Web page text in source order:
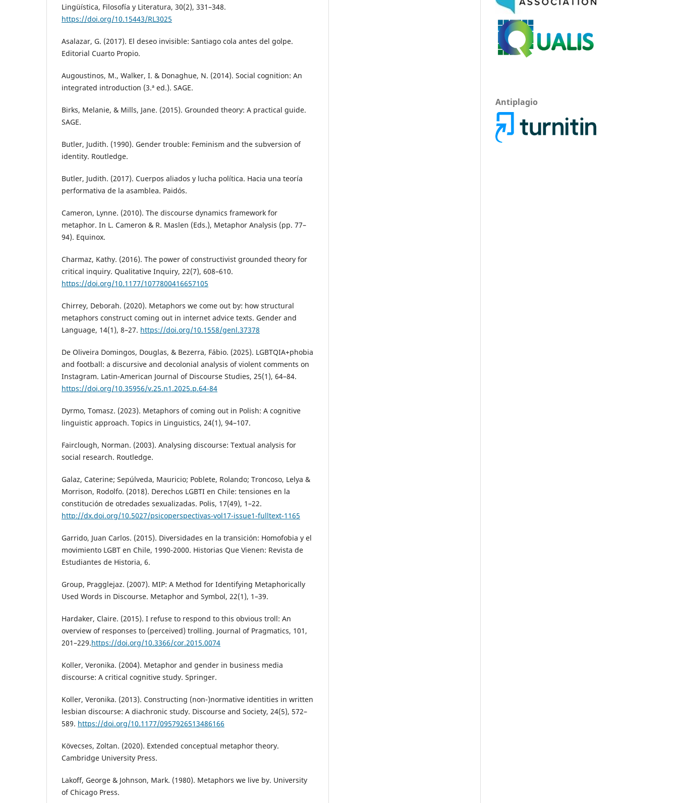
Lingüística, Filosofía y Literatura, 30(2), 331–348.
https://doi.org/10.15443/RL3025
Asalazar, G. (2017). El deseo invisible: Santiago cola antes del golpe.
Editorial Cuarto Propio.
Augoustinos, M., Walker, I. & Donaghue, N. (2014). Social cognition: An
integrated introduction (3.ª ed.). SAGE.
Birks, Melanie, & Mills, Jane. (2015). Grounded theory: A practical guide.
SAGE.
Butler, Judith. (1990). Gender trouble: Feminism and the subversion of
identity. Routledge.
Butler, Judith. (2017). Cuerpos aliados y lucha política. Hacia una teoría
performativa de la asamblea. Paidós.
Cameron, Lynne. (2010). The discourse dynamics framework for
metaphor. In L. Cameron & R. Maslen (Eds.), Metaphor Analysis (pp. 77–
94). Equinox.
Charmaz, Kathy. (2016). The power of constructivist grounded theory for
critical inquiry. Qualitative Inquiry, 22(7), 608–610.
https://doi.org/10.1177/1077800416657105
Chirrey, Deborah. (2020). Metaphors we come out by: how structural
metaphors construct coming out in internet advice texts. Gender and
Language, 14(1), 8–27. https://doi.org/10.1558/genl.37378
De Oliveira Domingos, Douglas, & Bezerra, Fábio. (2025). LGBTQIA+phobia
and football: a discursive and decolonial analysis of violent comments on
Instagram. Latin-American Journal of Discourse Studies, 25(1), 64–84.
https://doi.org/10.35956/v.25.n1.2025.p.64-84
Dyrmo, Tomasz. (2023). Metaphors of coming out in Polish: A cognitive
linguistic approach. Topics in Linguistics, 24(1), 94–107.
Fairclough, Norman. (2003). Analysing discourse: Textual analysis for
social research. Routledge.
Galaz, Caterine; Sepúlveda, Mauricio; Poblete, Rolando; Troncoso, Lelya &
Morrison, Rodolfo. (2018). Derechos LGBTI en Chile: tensiones en la
constitución de otredades sexualizadas. Polis, 17(49), 1–22.
http://dx.doi.org/10.5027/psicoperspectivas-vol17-issue1-fulltext-1165
Garrido, Juan Carlos. (2015). Diversidades en la transición: Homofobia y el
movimiento LGBT en Chile, 1990-2000. Historias Que Vienen: Revista de
Estudiantes de Historia, 6.
Group, Pragglejaz. (2007). MIP: A Method for Identifying Metaphorically
Used Words in Discourse. Metaphor and Symbol, 22(1), 1–39.
Hardaker, Claire. (2015). I refuse to respond to this obvious troll: An
overview of responses to (perceived) trolling. Journal of Pragmatics, 101,
201–229.https://doi.org/10.3366/cor.2015.0074
Koller, Veronika. (2004). Metaphor and gender in business media
discourse: A critical cognitive study. Springer.
Koller, Veronika. (2013). Constructing (non-)normative identities in written
lesbian discourse: A diachronic study. Discourse and Society, 24(5), 572–
589. https://doi.org/10.1177/0957926513486166
Kövecses, Zoltan. (2020). Extended conceptual metaphor theory.
Cambridge University Press.
Lakoff, George & Johnson, Mark. (1980). Metaphors we live by. University
of Chicago Press.
Antiplagio